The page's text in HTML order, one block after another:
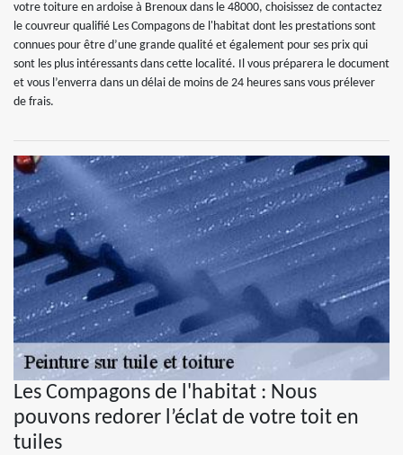
votre toiture en ardoise à Brenoux dans le 48000, choisissez de contactez
le couvreur qualifié Les Compagons de l'habitat dont les prestations sont
connues pour être d’une grande qualité et également pour ses prix qui
sont les plus intéressants dans cette localité. Il vous préparera le document
et vous l’enverra dans un délai de moins de 24 heures sans vous prélever
de frais.
Les Compagons de l'habitat : Nous
pouvons redorer l’éclat de votre toit en
tuiles